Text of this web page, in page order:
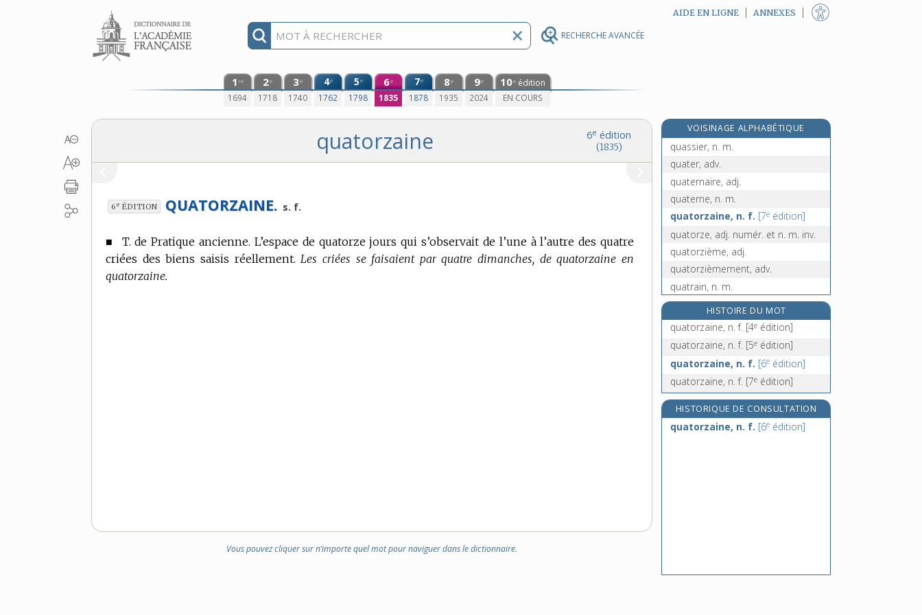
RECHERCHE AVANCÉE
Aller au contenu AIDE EN LIGNE ANNEXES
1 re
1694
2e
1718
3e
1740
4e
1762
5e
1798
6e
1835
7e
1878
8e
1935
9e
2024
10e édition
EN COURS
6e édition
(1835)
quatorzaine
6e ÉDITION QUATORZAINE. s. f.
■ T. de Pratique ancienne. L’espace de quatorze jours qui s’observait de l’une à l’autre des quatre
criées des biens saisis réellement. Les criées se faisaient par quatre dimanches, de quatorzaine en
quatorzaine.
Vous pouvez cliquer sur n’importe quel mot pour naviguer dans le dictionnaire.
VOISINAGE ALPHABÉTIQUE
quassia, n. m.
quassier, n. m.
quater, adv.
quaternaire, adj.
quaterne, n. m.
quatorzaine, n. f. [7e édition]
quatorze, adj. numér. et n. m. inv.
quatorzième, adj.
quatorzièmement, adv.
quatrain, n. m.
quatre, adj. numér. et n. m. inv.
quatre-cent-vingt-et-un, n. m. inv.
quatre-de-chiffre, n. m. inv.
quatre-feuilles, n. m. inv.
HISTOIRE DU MOT
quatorzaine, n. f. [4e édition]
quatorzaine, n. f. [5e édition]
quatorzaine, n. f. [6e édition]
quatorzaine, n. f. [7e édition]
HISTORIQUE DE CONSULTATION
quatorzaine, n. f. [6e édition]